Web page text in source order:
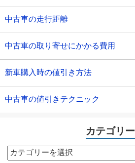
中古車の走行距離
中古車の取り寄せにかかる費用
新車購入時の値引き方法
中古車の値引きテクニック
カテゴリー
カ